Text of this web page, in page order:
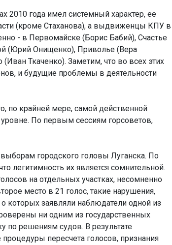
2010 года имел системный характер, ее
(кроме Стаханова), а выдвиженцы КПУ в
- в Первомайске (Борис Бабий), Счастье
(Юрий Онищенко), Приволье (Вера
Ткаченко). Заметим, что во всех этих
и будущие проблемы в деятельности
по крайней мере, самой действенной
По первым сессиям горсоветов,
городского головы Луганска. По
легитимность их является сомнительной.
на отдельных участках, несомненно
место в 21 голос, такие нарушения,
которых заявляли наблюдатели одной из
ни одним из государственных
по решениям судов. В результате
пересчета голосов, признания